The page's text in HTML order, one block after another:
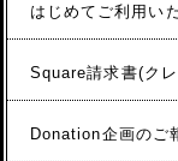
はじめてご利用い
Square請求書(ク
Donation企画のご